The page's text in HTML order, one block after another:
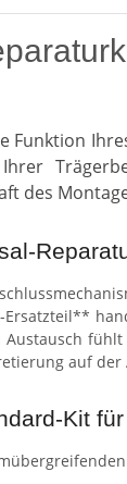
Funktion
des
auf der
Kit